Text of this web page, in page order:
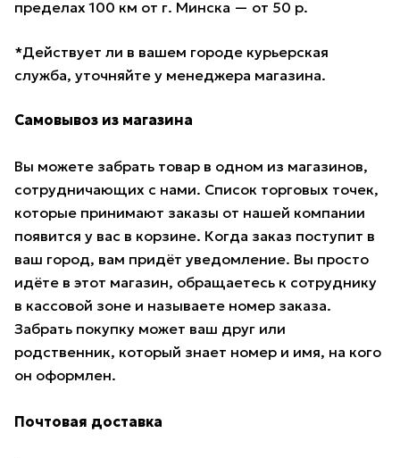
пределах 100 км от г. Минска — от 50 р.
*Действует ли в вашем городе курьерская
служба, уточняйте у менеджера магазина.
Самовывоз из магазина
Вы можете забрать товар в одном из магазинов,
сотрудничающих с нами. Список торговых точек,
которые принимают заказы от нашей компании
появится у вас в корзине. Когда заказ поступит в
ваш город, вам придёт уведомление. Вы просто
идёте в этот магазин, обращаетесь к сотруднику
в кассовой зоне и называете номер заказа.
Забрать покупку может ваш друг или
родственник, который знает номер и имя, на кого
он оформлен.
Почтовая доставка